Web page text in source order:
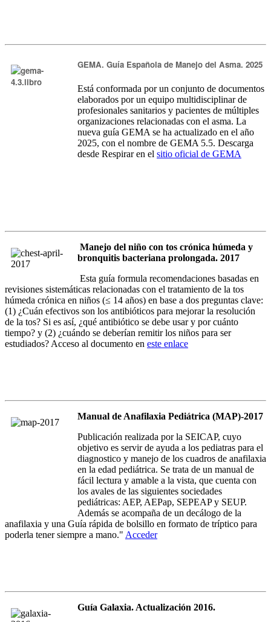
GEMA. Guía Española de Manejo del Asma. 2025
Está conformada por un conjunto de documentos
elaborados por un equipo multidisciplinar de
profesionales sanitarios y pacientes de múltiples
organizaciones relacionadas con el asma. La
nueva guía GEMA se ha actualizado en el año
2025, con el nombre de GEMA 5.5. Descarga
desde Respirar en el sitio oficial de GEMA
Manejo del niño con tos crónica húmeda y
bronquitis bacteriana prolongada. 2017
Esta guía formula recomendaciones basadas en
revisiones sistemáticas relacionadas con el tratamiento de la tos
húmeda crónica en niños (≤ 14 años) en base a dos preguntas clave:
(1) ¿Cuán efectivos son los antibióticos para mejorar la resolución
de la tos? Si es así, ¿qué antibiótico se debe usar y por cuánto
tiempo? y (2) ¿cuándo se deberían remitir los niños para ser
estudiados? Acceso al documento en este enlace
Manual de Anafilaxia Pediátrica (MAP)-2017
Publicación realizada por la SEICAP, cuyo
objetivo es servir de ayuda a los pediatras para el
diagnostico y manejo de los cuadros de anafilaxia
en la edad pediátrica. Se trata de un manual de
fácil lectura y amable a la vista, que cuenta con
los avales de las siguientes sociedades
pediátricas: AEP, AEPap, SEPEAP y SEUP.
Además se acompaña de un decálogo de la
anafilaxia y una Guía rápida de bolsillo en formato de tríptico para
poderla tener siempre a mano." Acceder
Guía Galaxia. Actualización 2016.